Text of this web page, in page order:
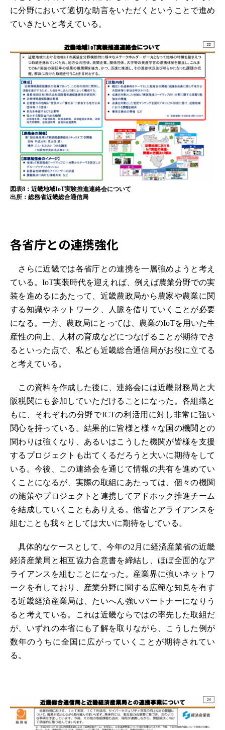
に分野において適切な助言をいただくということで進め
ていきたいと考えている。
図表8：近畿地域IoT実験推進連絡会について
出所：総務省近畿総合通信局
各省庁との連携強化
さらに近畿では各省庁との連携を一層強めようと考え
ている。IoT実装時代を迎えれば、例えば農業分野での実
装を進めるにあたって、近畿農政局から農家や農業に関
する知識やネットワーク、人脈を借りていくことが必要
になる。一方、農政局にとっては、農業のIoTを用いた生
産性の向上、人材の育成などにつなげることが期待でき
るといった点で、私ども近畿総合通信局がお役に立てる
と考えている。
この資料を作成した後に、連絡会には近畿財務局と大
阪税関にも参加していただけることになった。各組織と
もに、それぞれの分野でICTの利活用に対し非常に強い
関心を持っている。結果的に皆様と様々な国の機関との
関わりは強くなり、あるいはこうした機関が皆様を支援
するプロジェクトも出てくるだろうと大いに期待をして
いる。今後、この連絡会を通じて情報の共有を進めてい
くことになるが、実際の取組にあたっては、個々の機関
の施策やプロジェクトと連携してアドホック推進チーム
を結成していくこともありえる。他省とアライアンスを
組むことも我々としては大いに期待をしている。
具体的なケースとして、今年の2月に経済産業省の近畿
経済産業局と相互協力合意書を締結し、ほぼ全面的なア
ライアンスを組むことになった。産業界に強いネットワ
ークを有しており、産業分野に関する広範な知見を有す
る近畿経済産業局は、たいへん強いパートナーになりう
ると考えている。これは近畿ならではの率先した取組だ
が、いずれの本省にも了解を取りながら、こうした例が
数年のうちに全国に広がっていくことが期待されてい
る。